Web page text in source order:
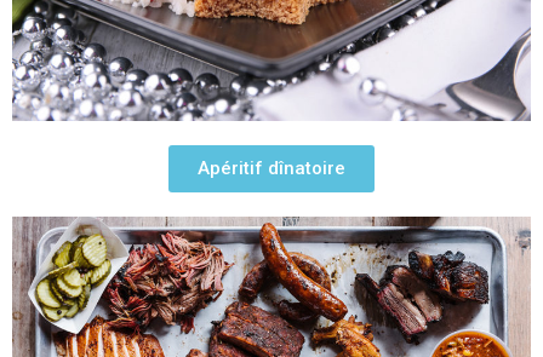
Apéritif dînatoire